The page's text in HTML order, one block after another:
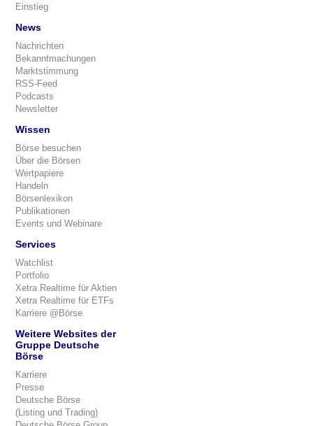
Einstieg
News
Nachrichten
Bekanntmachungen
Marktstimmung
RSS-Feed
Podcasts
Newsletter
Wissen
Börse besuchen
Über die Börsen
Wertpapiere
Handeln
Börsenlexikon
Publikationen
Events und Webinare
Services
Watchlist
Portfolio
Xetra Realtime für Aktien
Xetra Realtime für ETFs
Karriere @Börse
Weitere Websites der
Gruppe Deutsche
Börse
Karriere
Presse
Deutsche Börse
(Listing und Trading)